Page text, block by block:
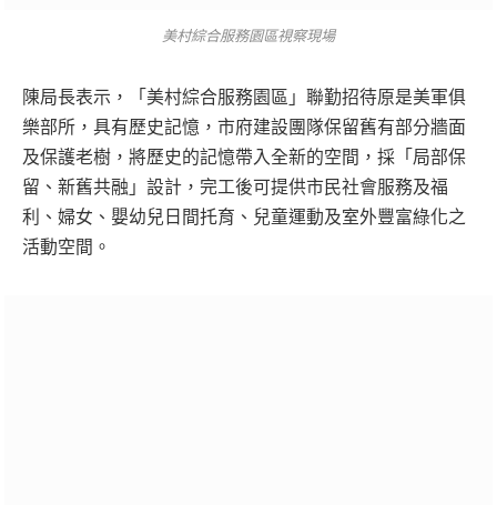
美村綜合服務園區視察現場
陳局長表示，「美村綜合服務園區」聯勤招待原是美軍俱
樂部所，具有歷史記憶，市府建設團隊保留舊有部分牆面
及保護老樹，將歷史的記憶帶入全新的空間，採「局部保
留、新舊共融」設計，完工後可提供市民社會服務及福
利、婦女、嬰幼兒日間托育、兒童運動及室外豐富綠化之
活動空間。